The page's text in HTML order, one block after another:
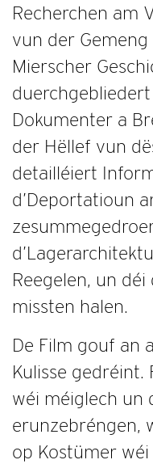
Recherchen am
vun der
Mierscher
Dokumenter a
der Hëllef vun
detailléiert
d’Deportatioun
Reegelen, un déi
missten halen.
De Film gouf an
Kulisse gedréint.
wéi méiglech un
erunzebréngen,
op Kostümer